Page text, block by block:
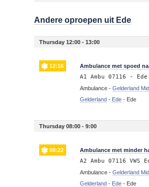
Andere oproepen uit Ede
Thursday 12:00 - 13:00
12:16 Ambulance met spoed
A1 Ambu 07116 -
Ambulance -Gelderland
Gelderland - Ede - Ede
Thursday 08:00 - 9:00
08:22 Ambulance met minder
A2 Ambu 07116 VWS
Ambulance -Gelderland
Gelderland - Ede - Ede